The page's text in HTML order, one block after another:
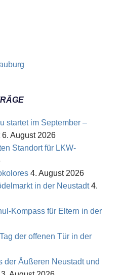
startet im September –
6. August 2026
Standort für LKW-
4. August 2026
in der Neustadt 4.
Kompass für Eltern in der
der offenen Tür in der
der Äußeren Neustadt und